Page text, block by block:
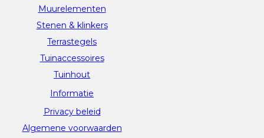
Muurelementen
Stenen & klinkers
Terrastegels
Tuinaccessoires
Tuinhout
Informatie
Privacy beleid
Algemene voorwaarden